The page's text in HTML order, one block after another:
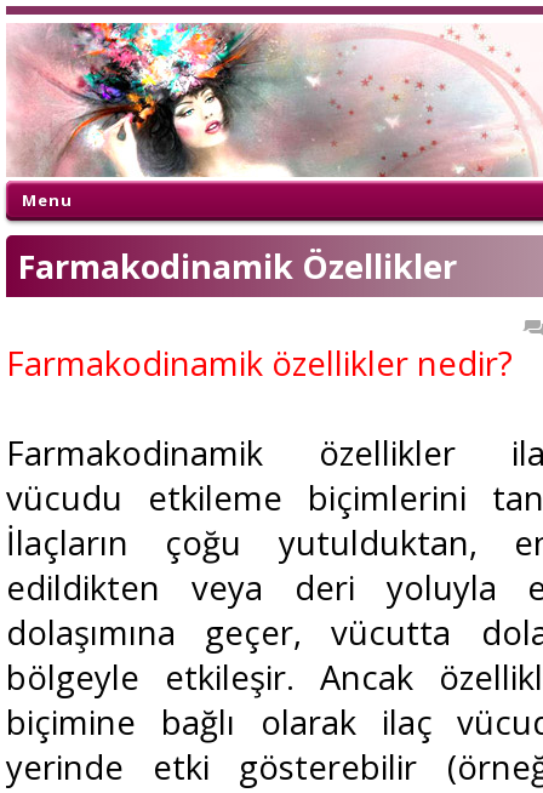
Menu
Farmakodinamik Özellikler
Farmakodinamik özellikler nedir?
Farmakodinamik özellikler
vücudu etkileme biçimlerini
İlaçların çoğu yutulduktan,
edildikten veya deri yoluyla
dolaşımına geçer, vücutta
bölgeyle etkileşir. Ancak
biçimine bağlı olarak ilaç
yerinde etki gösterebilir